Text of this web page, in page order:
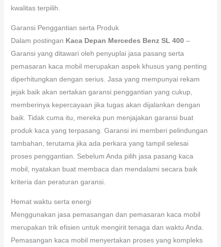
kwalitas terpilih.
Garansi Penggantian serta Produk
Dalam postingan Kaca Depan Mercedes Benz SL 400–
Garansi yang ditawari oleh penyuplai jasa pasang serta
pemasaran kaca mobil merupakan aspek khusus yang penting
diperhitungkan dengan serius. Jasa yang mempunyai rekam
jejak baik akan sertakan garansi penggantian yang cukup,
memberinya kepercayaan jika tugas akan dijalankan dengan
baik. Tidak cuma itu, mereka pun menjajakan garansi buat
produk kaca yang terpasang. Garansi ini memberi pelindungan
tambahan, terutama jika ada perkara yang tampil selesai
proses penggantian. Sebelum Anda pilih jasa pasang kaca
mobil, nyatakan buat membaca dan mendalami secara baik
kriteria dan peraturan garansi.
Hemat waktu serta energi
Menggunakan jasa pemasangan dan pemasaran kaca mobil
merupakan trik efisien untuk mengirit tenaga dan waktu Anda.
Pemasangan kaca mobil menyertakan proses yang kompleks